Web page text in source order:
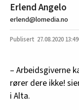
Erlend Angelo
erlend@lomedia.no
27.08.2020 13:49
– Arbeidsgiverne
rører dere ikke!
i Alta.